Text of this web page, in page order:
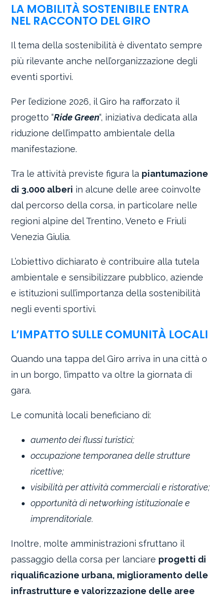
LA MOBILITÀ SOSTENIBILE ENTRA
NEL RACCONTO DEL GIRO
Il tema della sostenibilità è diventato sempre
più rilevante anche nell’organizzazione degli
eventi sportivi.
Per l’edizione 2026, il Giro ha rafforzato il
progetto “Ride Green“, iniziativa dedicata alla
riduzione dell’impatto ambientale della
manifestazione.
Tra le attività previste figura la piantumazione
di 3.000 alberi in alcune delle aree coinvolte
dal percorso della corsa, in particolare nelle
regioni alpine del Trentino, Veneto e Friuli
Venezia Giulia.
L’obiettivo dichiarato è contribuire alla tutela
ambientale e sensibilizzare pubblico, aziende
e istituzioni sull’importanza della sostenibilità
negli eventi sportivi.
L’IMPATTO SULLE COMUNITÀ LOCALI
Quando una tappa del Giro arriva in una città o
in un borgo, l’impatto va oltre la giornata di
gara.
Le comunità locali beneficiano di:
aumento dei flussi turistici;
occupazione temporanea delle strutture
ricettive;
visibilità per attività commerciali e ristorative;
opportunità di networking istituzionale e
imprenditoriale.
Inoltre, molte amministrazioni sfruttano il
passaggio della corsa per lanciare progetti di
riqualificazione urbana, miglioramento delle
infrastrutture e valorizzazione delle aree